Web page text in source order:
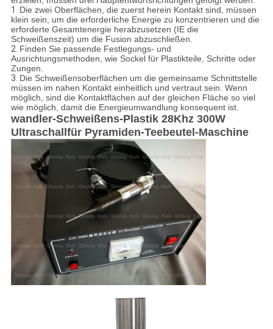
1. Die zwei Oberflächen, die zuerst herein Kontakt sind, müssen
klein sein, um die erforderliche Energie zu konzentrieren und die
erforderte Gesamtenergie herabzusetzen (IE die
Schweißenszeit) um die Fusion abzuschließen.
2. Finden Sie passende Festlegungs- und
Ausrichtungsmethoden, wie Sockel für Plastikteile, Schritte oder
Zungen.
3. Die Schweißensoberflächen um die gemeinsame Schnittstelle
müssen im nahen Kontakt einheitlich und vertraut sein. Wenn
möglich, sind die Kontaktflächen auf der gleichen Fläche so viel
wie möglich, damit die Energieumwandlung konsequent ist.
wandler-Schweißens-Plastik 28Khz 300W
Ultraschallfür Pyramiden-Teebeutel-Maschine